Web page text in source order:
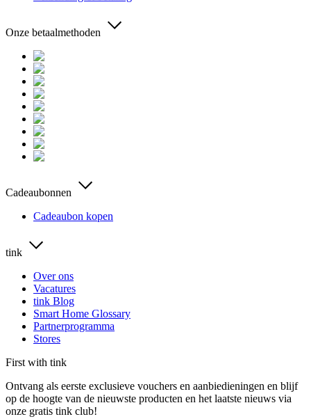
Onze betaalmethoden
Cadeaubonnen
Cadeaubon kopen
tink
Over ons
Vacatures
tink Blog
Smart Home Glossary
Partnerprogramma
Stores
First with tink
Ontvang als eerste exclusieve vouchers en aanbiedieningen en blijf
op de hoogte van de nieuwste producten en het laatste nieuws via
onze gratis tink club!